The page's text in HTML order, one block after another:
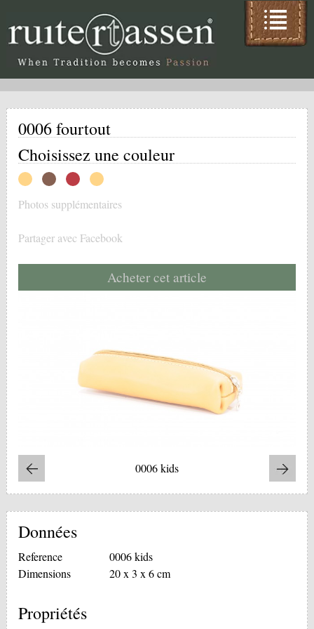
0006 fourtout
Choisissez une couleur
Photos supplémentaires
Partager avec Facebook
Acheter cet article
0006 kids
Données
Reference
0006 kids
Dimensions
20 x 3 x 6 cm
Propriétés